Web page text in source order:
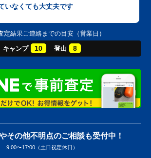
いなくても大丈夫です
定結果ご連絡までの目安（営業日）
キャンプ 10 登山 8
その他不明点のご相談も受付中！
9:00〜17:00（土日祝定休日）